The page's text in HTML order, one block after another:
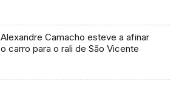
Alexandre Camacho esteve a afinar
o carro para o rali de São Vicente